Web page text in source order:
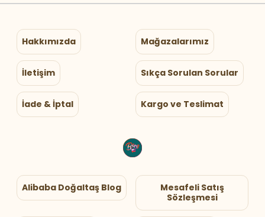
Hakkımızda Mağazalarımız
İletişim Sıkça Sorulan Sorular
İade & İptal Kargo ve Teslimat
Alibaba Doğaltaş Blog
Mesafeli Satış
Sözleşmesi